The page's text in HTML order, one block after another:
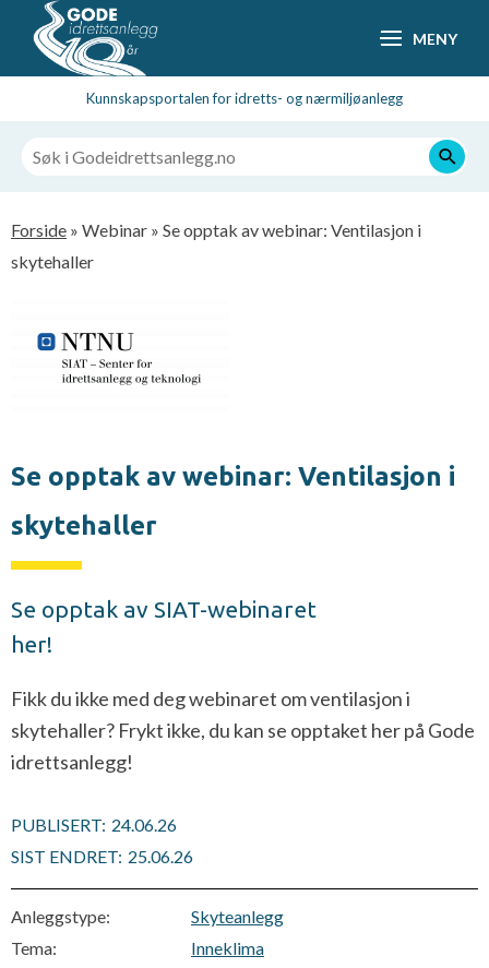
hovedsideinnhold
MENY
Kunnskapsportalen for idretts- og nærmiljøanlegg
Navigasjonssti
Forside Webinar
Se opptak av webinar: Ventilasjon i
skytehaller
Se opptak av webinar: Ventilasjon i
skytehaller
Se opptak av SIAT-webinaret
her!
Fikk du ikke med deg webinaret om ventilasjon i
skytehaller? Frykt ikke, du kan se opptaket her på Gode
idrettsanlegg!
PUBLISERT: 24.06.26
SIST ENDRET: 25.06.26
Anleggstype:
Skyteanlegg
Tema:
Inneklima